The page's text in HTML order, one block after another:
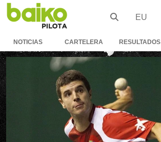
EU
NOTICIAS CARTELERA RESULTADOS